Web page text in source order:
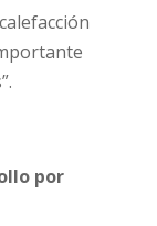
por